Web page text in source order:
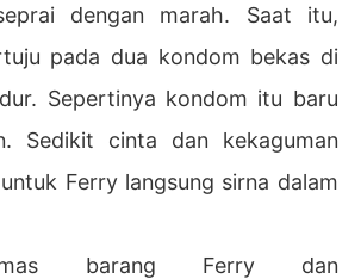
dengan marah. Saat itu,
pada dua kondom bekas di
Sepertinya kondom itu baru
Sedikit cinta dan kekaguman
Ferry langsung sirna dalam
barang Ferry dan